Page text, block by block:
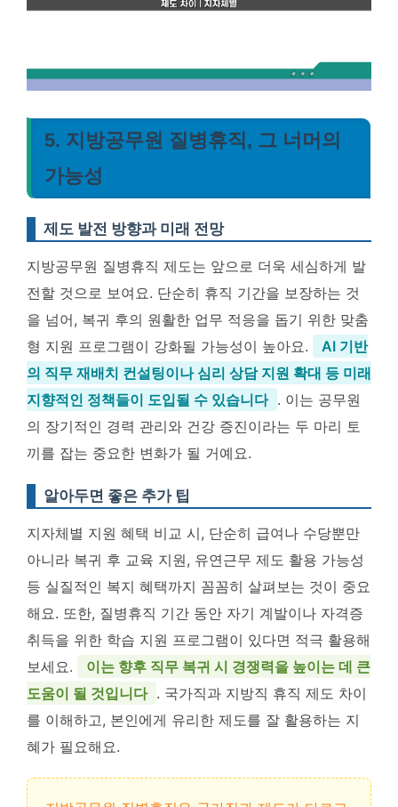
5. 지방공무원 질병휴직, 그 너머의
가능성
제도 발전 방향과 미래 전망
지방공무원 질병휴직 제도는 앞으로 더욱 세심하게 발
전할 것으로 보여요. 단순히 휴직 기간을 보장하는 것
을 넘어, 복귀 후의 원활한 업무 적응을 돕기 위한 맞춤
형 지원 프로그램이 강화될 가능성이 높아요.
AI 기반
의 직무 재배치 컨설팅이나 심리 상담 지원 확대 등 미래
지향적인 정책들이 도입될 수 있습니다 . 이는 공무원
의 장기적인 경력 관리와 건강 증진이라는 두 마리 토
끼를 잡는 중요한 변화가 될 거예요.
알아두면 좋은 추가 팁
지자체별 지원 혜택 비교 시, 단순히 급여나 수당뿐만
아니라 복귀 후 교육 지원, 유연근무 제도 활용 가능성
등 실질적인 복지 혜택까지 꼼꼼히 살펴보는 것이 중요
해요. 또한, 질병휴직 기간 동안 자기 계발이나 자격증
취득을 위한 학습 지원 프로그램이 있다면 적극 활용해
보세요.
이는 향후 직무 복귀 시 경쟁력을 높이는 데 큰
도움이 될 것입니다 . 국가직과 지방직 휴직 제도 차이
를 이해하고, 본인에게 유리한 제도를 잘 활용하는 지
혜가 필요해요.